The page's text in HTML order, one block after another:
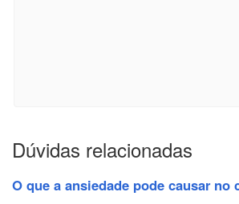
Dúvidas relacionadas
O que a ansiedade pode causar no